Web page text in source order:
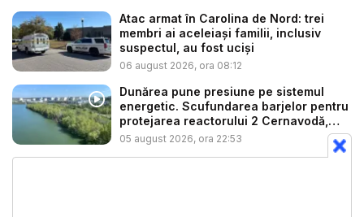
Atac armat în Carolina de Nord: trei
membri ai aceleiași familii, inclusiv
suspectul, au fost uciși
06 august 2026, ora 08:12
Dunărea pune presiune pe sistemul
energetic. Scufundarea barjelor pentru
protejarea reactorului 2 Cernavodă,
am...
05 august 2026, ora 22:53